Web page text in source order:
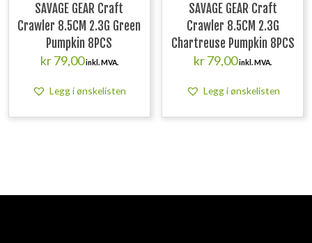
SAVAGE GEAR Craft
Crawler 8.5CM 2.3G Green
Pumpkin 8PCS
kr79,00inkl. MVA.
Legg i ønskelisten
SAVAGE GEAR Craft
Crawler 8.5CM 2.3G
Chartreuse Pumpkin 8PCS
kr79,00inkl. MVA.
Legg i ønskelisten